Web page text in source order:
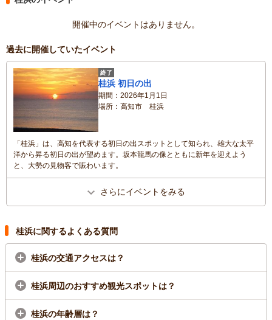
開催中のイベントはありません。
過去に開催していたイベント
終了
桂浜 初日の出
期間
2026年1月1日
場所
高知市 桂浜
「桂浜」は、高知を代表する初日の出スポットとして知られ、雄大な太平
洋から昇る初日の出が望めます。坂本龍馬の像とともに新年を迎えよう
と、大勢の見物客で賑わいます。
さらにイベントをみる
桂浜に関するよくある質問
桂浜の交通アクセスは？
桂浜周辺のおすすめ観光スポットは？
桂浜の年齢層は？